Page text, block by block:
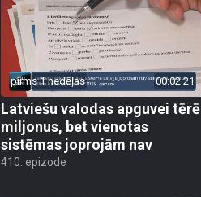
pirms 1 nedēļas 00:02:21
Latviešu valodas apguvei tērē
miljonus, bet vienotas
sistēmas joprojām nav
410. epizode